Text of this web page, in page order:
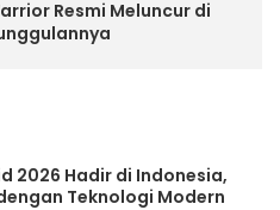
Resmi Meluncur di
2026 Hadir di Indonesia,
Teknologi Modern